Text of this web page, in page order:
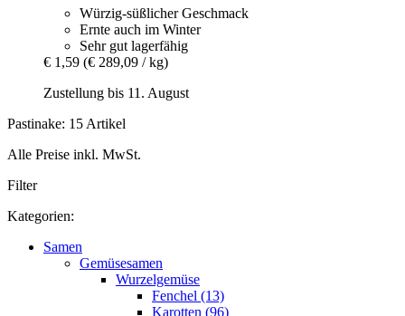
Würzig-süßlicher Geschmack
Ernte auch im Winter
Sehr gut lagerfähig
€ 1,59 (€ 289,09 / kg)
Zustellung bis 11. August
Pastinake: 15 Artikel
Alle Preise inkl. MwSt.
Filter
Kategorien:
Samen
Gemüsesamen
Wurzelgemüse
Fenchel (13)
Karotten (96)